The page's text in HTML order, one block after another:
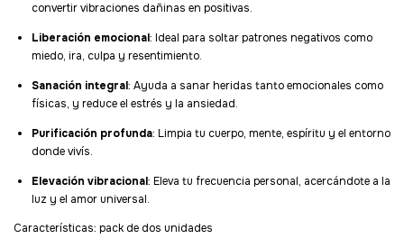
convertir vibraciones dañinas en positivas.
Liberación emocional: Ideal para soltar patrones negativos como
miedo, ira, culpa y resentimiento.
Sanación integral: Ayuda a sanar heridas tanto emocionales como
físicas, y reduce el estrés y la ansiedad.
Purificación profunda: Limpia tu cuerpo, mente, espíritu y el entorno
donde vivís.
Elevación vibracional: Eleva tu frecuencia personal, acercándote a la
luz y el amor universal.
Características: pack de dos unidades